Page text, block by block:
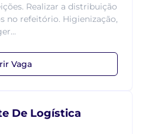
Realizar a distribuição
no refeitório. Higienização,
Vaga
De Logística